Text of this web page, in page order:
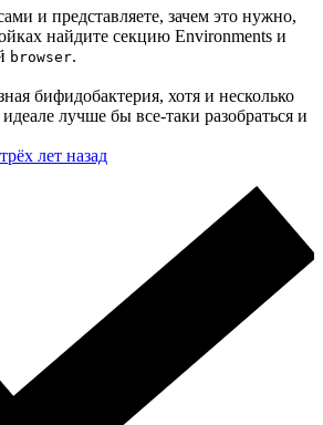
и представляете, зачем это нужно,
найдите секцию Environments и
browser.
бифидобактерия, хотя и несколько
лучше бы все-таки разобраться и
лет назад